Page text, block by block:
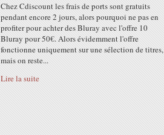
Chez Cdiscount les frais de ports sont gratuits
pendant encore 2 jours, alors pourquoi ne pas en
profiter pour achter des Bluray avec l'offre 10
Bluray pour 50€. Alors évidemment l'offre
fonctionne uniquement sur une sélection de titres,
mais on reste...
Lire la suite